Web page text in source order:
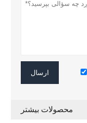
ارسال
محصولات بیشتر